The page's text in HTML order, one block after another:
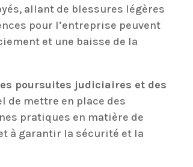
allant de blessures légères
pour l’entreprise peuvent
et une baisse de la
poursuites judiciaires et des
de mettre en place des
pratiques en matière de
à garantir la sécurité et la